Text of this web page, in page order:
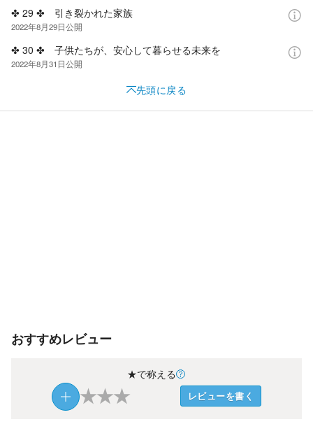
✤ 29 ✤ 引き裂かれた家族
2022年8月29日公開
✤ 30 ✤ 子供たちが、安心して暮らせる未来を
2022年8月31日公開
先頭に戻る
おすすめレビュー
★で称える
★★★ レビューを書く